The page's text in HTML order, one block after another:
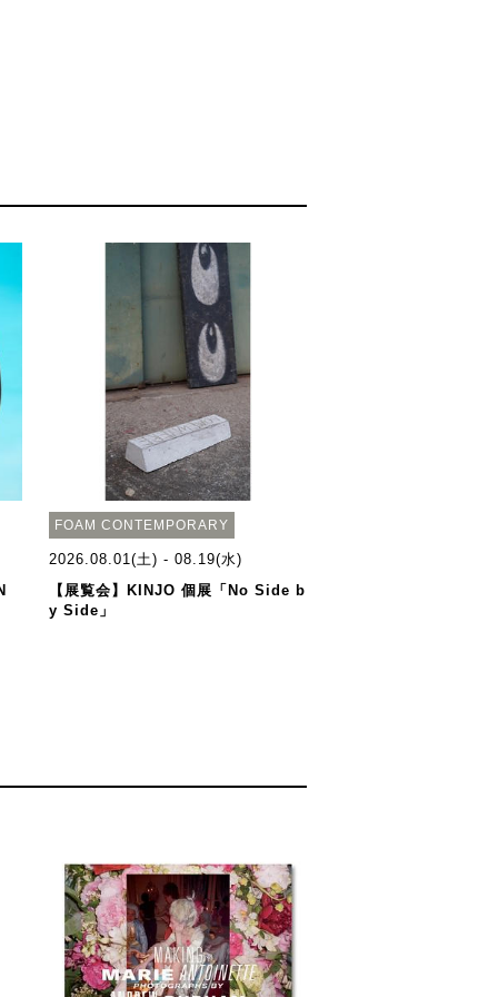
FOAM CONTEMPORARY
2026.08.01(土) - 08.19(水)
【展覧会】KINJO 個展「No Side b
y Side」